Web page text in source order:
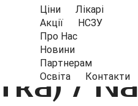
Ціни
Лікарі
Акції
НСЗУ
Про Нас
Новини
Партнерам
Освіта
Контакти
/ Na